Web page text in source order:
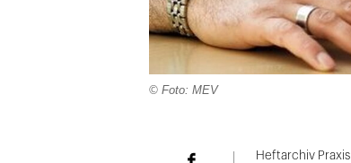
© Foto: MEV
Heftarchiv Praxis